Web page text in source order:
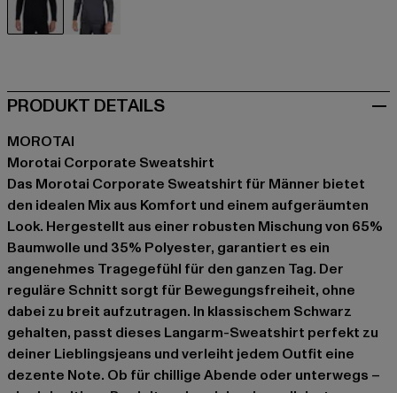
PRODUKT DETAILS
MOROTAI
Morotai Corporate Sweatshirt
Das Morotai Corporate Sweatshirt für Männer bietet
den idealen Mix aus Komfort und einem aufgeräumten
Look. Hergestellt aus einer robusten Mischung von 65%
Baumwolle und 35% Polyester, garantiert es ein
angenehmes Tragegefühl für den ganzen Tag. Der
reguläre Schnitt sorgt für Bewegungsfreiheit, ohne
dabei zu breit aufzutragen. In klassischem Schwarz
gehalten, passt dieses Langarm-Sweatshirt perfekt zu
deiner Lieblingsjeans und verleiht jedem Outfit eine
dezente Note. Ob für chillige Abende oder unterwegs –